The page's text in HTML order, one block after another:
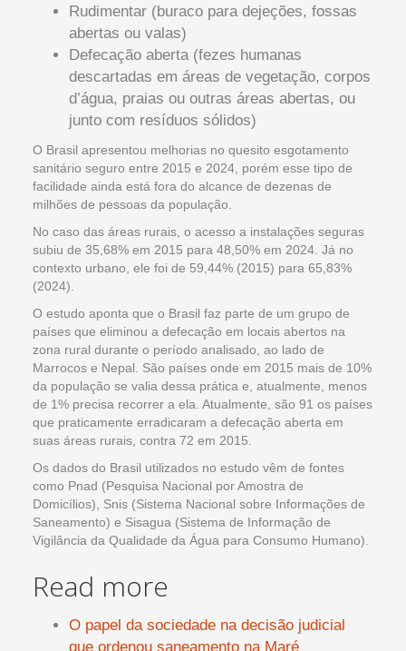
Rudimentar (buraco para dejeções, fossas
abertas ou valas)
Defecação aberta (fezes humanas
descartadas em áreas de vegetação, corpos
d’água, praias ou outras áreas abertas, ou
junto com resíduos sólidos)
O Brasil apresentou melhorias no quesito esgotamento
sanitário seguro entre 2015 e 2024, porém esse tipo de
facilidade ainda está fora do alcance de dezenas de
milhões de pessoas da população.
No caso das áreas rurais, o acesso a instalações seguras
subiu de 35,68% em 2015 para 48,50% em 2024. Já no
contexto urbano, ele foi de 59,44% (2015) para 65,83%
(2024).
O estudo aponta que o Brasil faz parte de um grupo de
países que eliminou a defecação em locais abertos na
zona rural durante o período analisado, ao lado de
Marrocos e Nepal. São países onde em 2015 mais de 10%
da população se valia dessa prática e, atualmente, menos
de 1% precisa recorrer a ela. Atualmente, são 91 os países
que praticamente erradicaram a defecação aberta em
suas áreas rurais, contra 72 em 2015.
Os dados do Brasil utilizados no estudo vêm de fontes
como Pnad (Pesquisa Nacional por Amostra de
Domicílios), Snis (Sistema Nacional sobre Informações de
Saneamento) e Sisagua (Sistema de Informação de
Vigilância da Qualidade da Água para Consumo Humano).
Read more
O papel da sociedade na decisão judicial
que ordenou saneamento na Maré